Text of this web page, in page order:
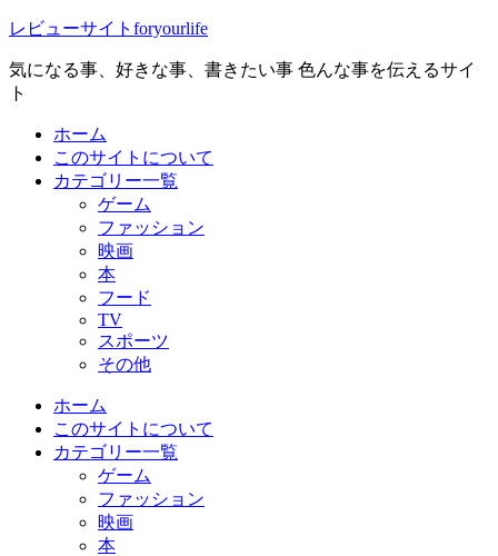
レビューサイトforyourlife
気になる事、好きな事、書きたい事 色んな事を伝えるサイ
ト
ホーム
このサイトについて
カテゴリー一覧
ゲーム
ファッション
映画
本
フード
TV
スポーツ
その他
ホーム
このサイトについて
カテゴリー一覧
ゲーム
ファッション
映画
本